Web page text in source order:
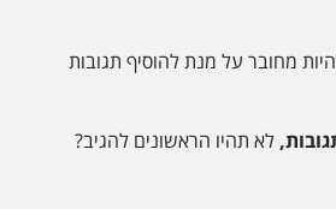
מחובר על מנת להוסיף תגובות
לא תהיו הראשונים להגיב?